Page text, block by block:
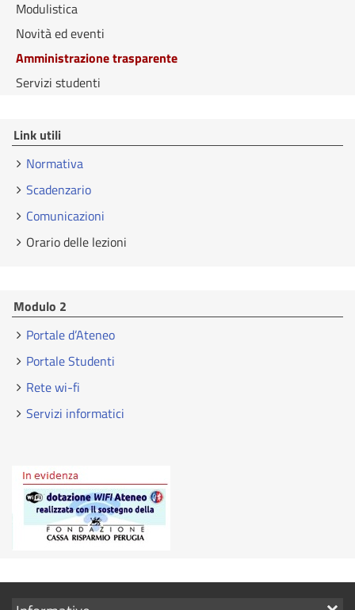
Modulistica
Novità ed eventi
Amministrazione trasparente
Servizi studenti
Link utili
Normativa
Scadenzario
Comunicazioni
Orario delle lezioni
Modulo 2
Portale d’Ateneo
Portale Studenti
Rete wi-fi
Servizi informatici